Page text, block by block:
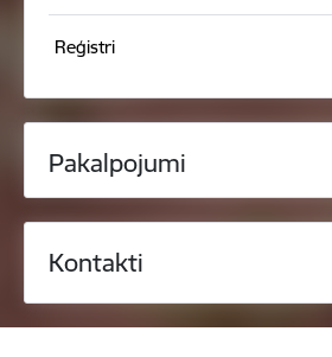
Reģistri
Pakalpojumi
Kontakti